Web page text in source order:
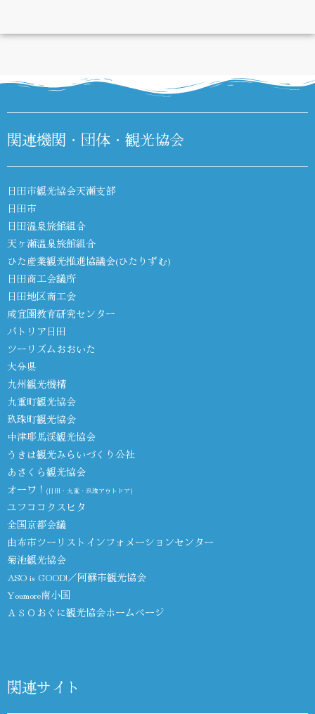
DIARY
関連機関・団体・観光協会
日田市観光協会天瀬支部
日田市
日田温泉旅館組合
天ヶ瀬温泉旅館組合
ひた産業観光推進協議会(ひたりずむ)
日田商工会議所
日田地区商工会
咸宜園教育研究センター
パトリア日田
ツーリズムおおいた
大分県
九州観光機構
九重町観光協会
玖珠町観光協会
中津耶馬渓観光協会
うきは観光みらいづくり公社
あさくら観光協会
オーワ！ (日田・九重・玖珠アウトドア)
ユフココクスヒタ
全国京都会議
由布市ツーリストインフォメーションセンター
菊池観光協会
ASO is GOOD!／阿蘇市観光協会
Youmore南小国
ＡＳＯおぐに観光協会ホームページ
関連サイト